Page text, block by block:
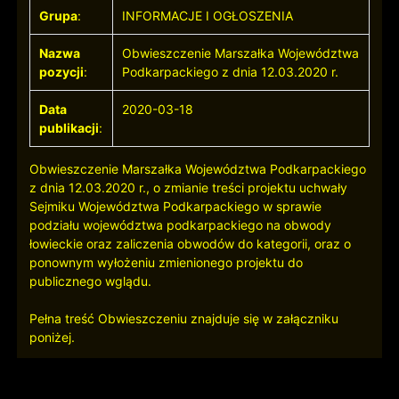
Grupa: INFORMACJE I OGŁOSZENIA
Nazwa
pozycji:
Obwieszczenie Marszałka Województwa
Podkarpackiego z dnia 12.03.2020 r.
Data
publikacji:
2020-03-18
Obwieszczenie Marszałka Województwa Podkarpackiego
z dnia 12.03.2020 r., o zmianie treści projektu uchwały
Sejmiku Województwa Podkarpackiego w sprawie
podziału województwa podkarpackiego na obwody
łowieckie oraz zaliczenia obwodów do kategorii, oraz o
ponownym wyłożeniu zmienionego projektu do
publicznego wglądu.
Pełna treść Obwieszczeniu znajduje się w załączniku
poniżej.